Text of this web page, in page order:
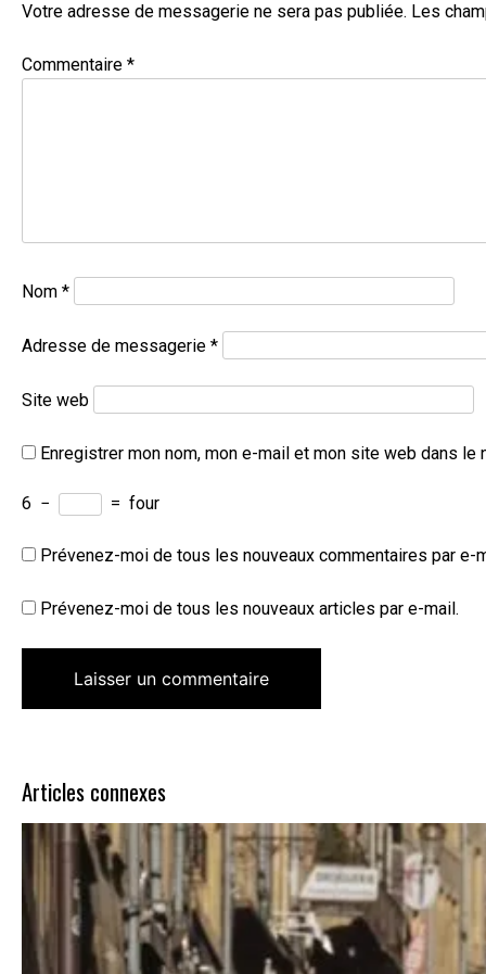
Votre adresse de messagerie ne sera pas publiée. Les
Commentaire *
Nom *
Adresse de messagerie *
Site web
Enregistrer mon nom, mon e-mail et mon site web dans le
6 − = four
Prévenez-moi de tous les nouveaux commentaires par e-
Prévenez-moi de tous les nouveaux articles par e-mail.
Articles connexes